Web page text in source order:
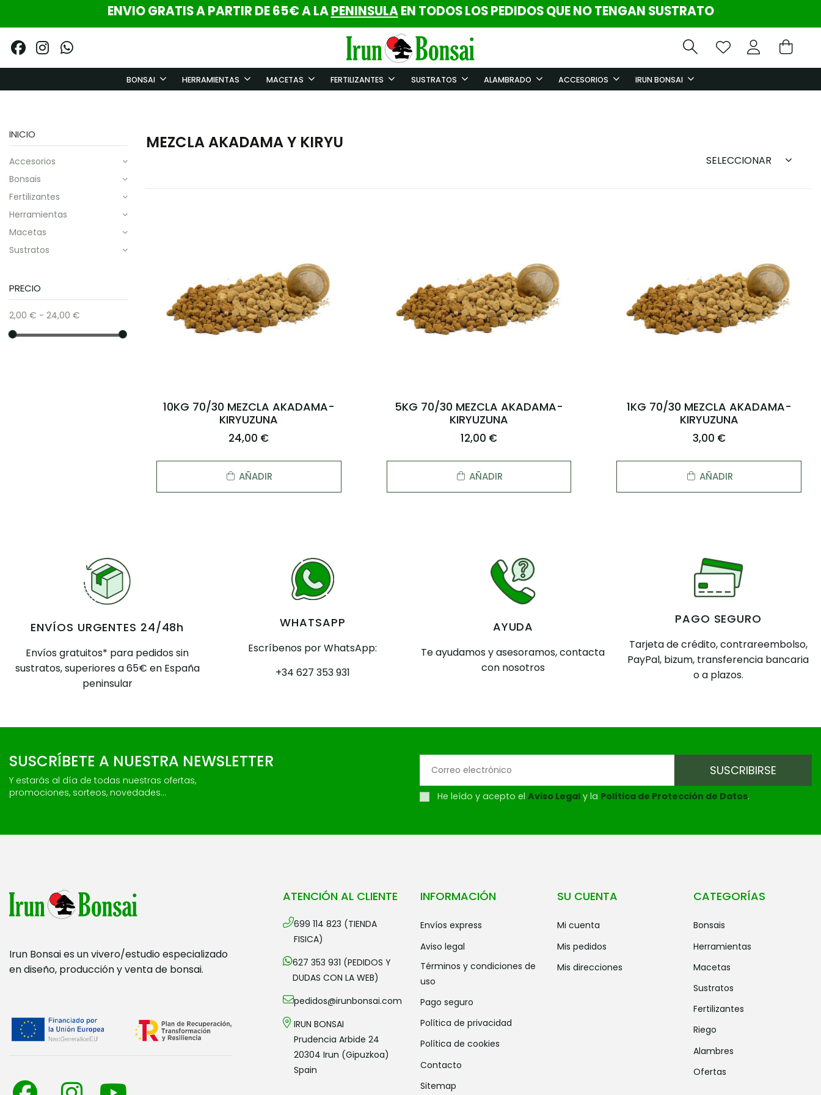
ENVIO GRATIS A PARTIR DE 65€ A LAPENINSULAEN TODOS LOS PEDIDOS QUE NO TENGAN SUSTRATO
BONSAI HERRAMIENTAS MACETAS FERTILIZANTES SUSTRATOS ALAMBRADO ACCESORIOS IRUN BONSAI
MEZCLA AKADAMA Y KIRYU
SELECCIONAR
10KG 70/30 MEZCLA AKADAMA-
KIRYUZUNA
24,00 €
AÑADIR
5KG 70/30 MEZCLA AKADAMA-
KIRYUZUNA
12,00 €
AÑADIR
1KG 70/30 MEZCLA AKADAMA-
KIRYUZUNA
3,00 €
AÑADIR
INICIO
accesorios
bonsais
fertilizantes
herramientas
macetas
sustratos
PRECIO
2,00 € - 24,00 €
ENVÍOS URGENTES 24/48h
Envíos gratuitos* para pedidos sin
sustratos, superiores a 65€ en España
peninsular
WHATSAPP
Escríbenos por WhatsApp:
+34 627 353 931
AYUDA
Te ayudamos y asesoramos, contacta
con nosotros
PAGO SEGURO
Tarjeta de crédito, contrareembolso,
PayPal, bizum, transferencia bancaria
o a plazos.
SUSCRÍBETE A NUESTRA NEWSLETTER
Y estarás al día de todas nuestras ofertas,
promociones, sorteos, novedades...
He leído y acepto el Aviso Legal y la Política de Protección de Datos.
Irun Bonsai es un vivero/estudio especializado
en diseño, producción y venta de bonsai.
ATENCIÓN AL CLIENTE
699 114 823 (TIENDA
FISICA)
627 353 931 (PEDIDOS Y
DUDAS CON LA WEB)
pedidos@irunbonsai.com
IRUN BONSAI
Prudencia Arbide 24
20304 Irun (Gipuzkoa)
Spain
INFORMACIÓN
envíos express
aviso legal
términos y condiciones de
uso
pago seguro
política de privacidad
política de cookies
contacto
sitemap
SU CUENTA
mi cuenta
mis pedidos
mis direcciones
CATEGORÍAS
bonsais
herramientas
macetas
sustratos
fertilizantes
riego
alambres
ofertas